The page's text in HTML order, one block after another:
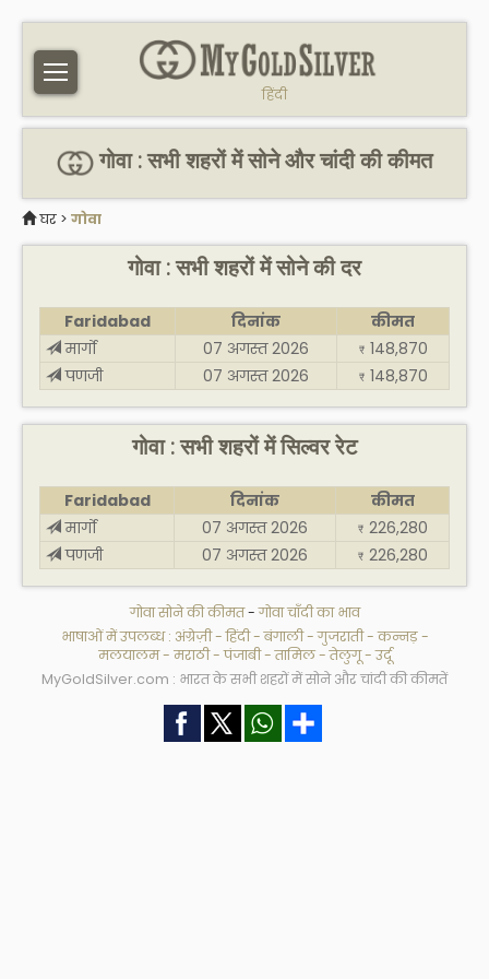
हिंदी
गोवा : सभी शहरों में सोने और चांदी की कीमत
घर > गोवा
गोवा : सभी शहरों में सोने की दर
Faridabad दिनांक
कीमत
मार्गो
07 अगस्त 2026 ₹ 148,870
पणजी
07 अगस्त 2026 ₹ 148,870
गोवा : सभी शहरों में सिल्वर रेट
Faridabad दिनांक
कीमत
मार्गो
07 अगस्त 2026 ₹ 226,280
पणजी
07 अगस्त 2026 ₹ 226,280
गोवा सोने की कीमत-गोवा चाँदी का भाव
भाषाओं में उपलब्ध : अंग्रेज़ी-हिंदी-बंगाली-गुजराती-कन्नड़-
मलयालम- मराठी-पंजाबी-तामिल-तेलुगू-उर्दू
MyGoldSilver.com : भारत के सभी शहरों में सोने और चांदी की कीमतें